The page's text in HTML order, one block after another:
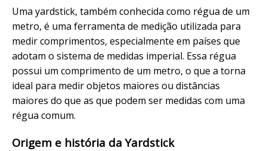
Uma yardstick, também conhecida como régua de um
metro, é uma ferramenta de medição utilizada para
medir comprimentos, especialmente em países que
adotam o sistema de medidas imperial. Essa régua
possui um comprimento de um metro, o que a torna
ideal para medir objetos maiores ou distâncias
maiores do que as que podem ser medidas com uma
régua comum.
Origem e história da Yardstick